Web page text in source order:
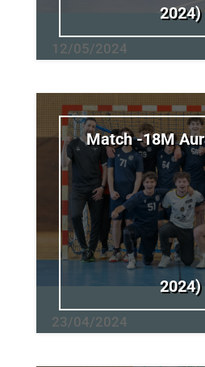
2024)
12/05/2024
Match -18M
2024)
23/04/2024